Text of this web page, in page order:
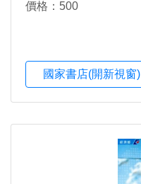
價格：500
國家書店(開新視窗)